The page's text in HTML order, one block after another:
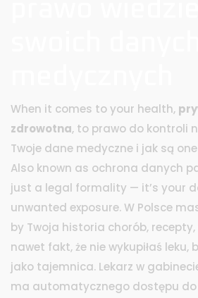
When it comes to your health,
zdrowotna, to prawo do kontroli
Twoje dane medyczne i jak są
Also known as ochrona danych
just a legal formality — it’s your
unwanted exposure.W Polsce
by Twoja historia chorób,
nawet fakt, że nie wykupiłaś leku,
jako tajemnica. Lekarz w
ma automatycznego dostępu do